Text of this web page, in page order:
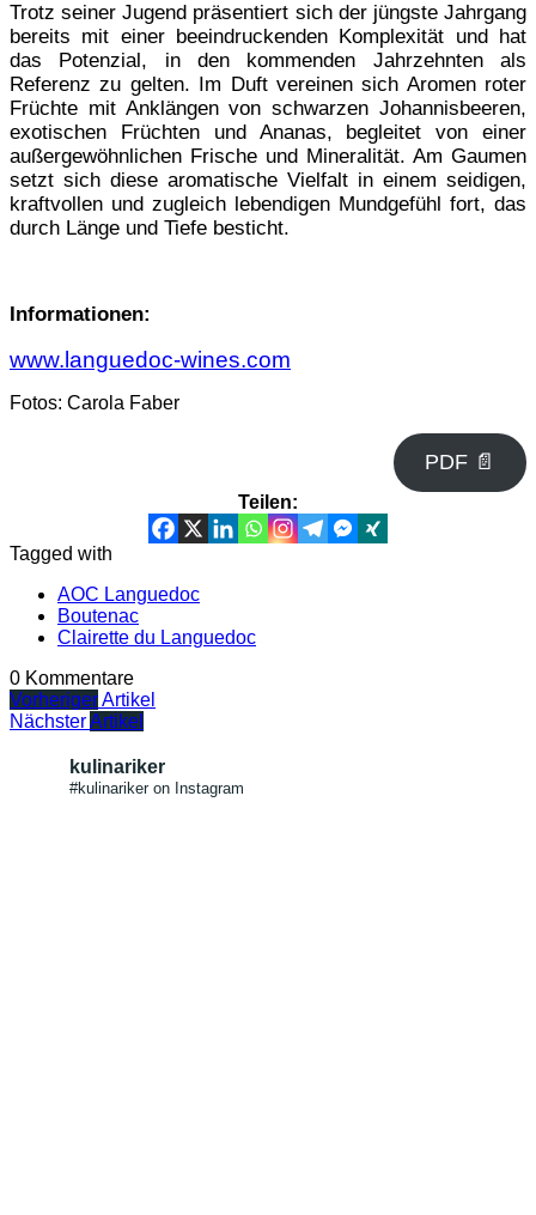
Trotz seiner Jugend präsentiert sich der jüngste Jahrgang
bereits mit einer beeindruckenden Komplexität und hat
das Potenzial, in den kommenden Jahrzehnten als
Referenz zu gelten. Im Duft vereinen sich Aromen roter
Früchte mit Anklängen von schwarzen Johannisbeeren,
exotischen Früchten und Ananas, begleitet von einer
außergewöhnlichen Frische und Mineralität. Am Gaumen
setzt sich diese aromatische Vielfalt in einem seidigen,
kraftvollen und zugleich lebendigen Mundgefühl fort, das
durch Länge und Tiefe besticht.
Informationen:
www.languedoc-wines.com
Fotos: Carola Faber
PDF 📄
Teilen:
Tagged with
AOC Languedoc
Boutenac
Clairette du Languedoc
0 Kommentare
VorherigerArtikel
NächsterArtikel
kulinariker
#kulinariker on Instagram